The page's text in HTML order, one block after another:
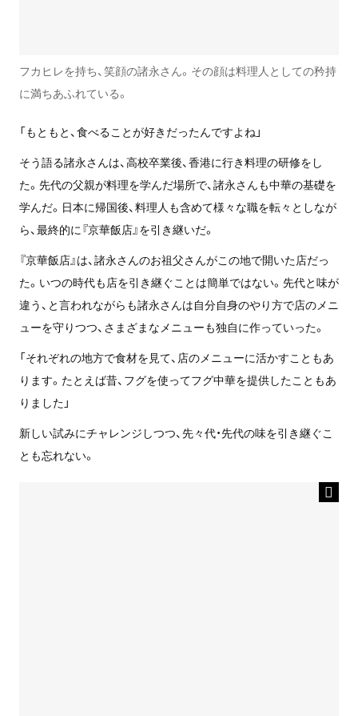
フカヒレを持ち、笑顔の諸永さん。その顔は料理人としての矜持
に満ちあふれている。
「もともと、食べることが好きだったんですよね」
そう語る諸永さんは、高校卒業後、香港に行き料理の研修をし
た。先代の父親が料理を学んだ場所で、諸永さんも中華の基礎を
学んだ。日本に帰国後、料理人も含めて様々な職を転々としなが
ら、最終的に『京華飯店』を引き継いだ。
『京華飯店』は、諸永さんのお祖父さんがこの地で開いた店だっ
た。いつの時代も店を引き継ぐことは簡単ではない。先代と味が
違う、と言われながらも諸永さんは自分自身のやり方で店のメニ
ューを守りつつ、さまざまなメニューも独自に作っていった。
「それぞれの地方で食材を見て、店のメニューに活かすこともあ
ります。たとえば昔、フグを使ってフグ中華を提供したこともあ
りました」
新しい試みにチャレンジしつつ、先々代・先代の味を引き継ぐこ
とも忘れない。